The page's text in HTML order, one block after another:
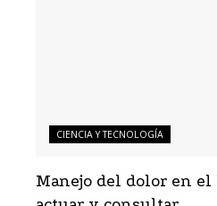
CIENCIA Y TECNOLOGÍA
Manejo del dolor en el